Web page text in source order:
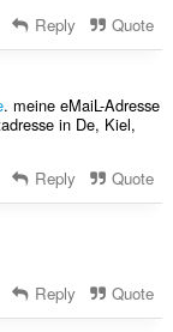
Reply Quote
. meine eMaiL-Adresse
in De, Kiel,
Reply Quote
Reply Quote